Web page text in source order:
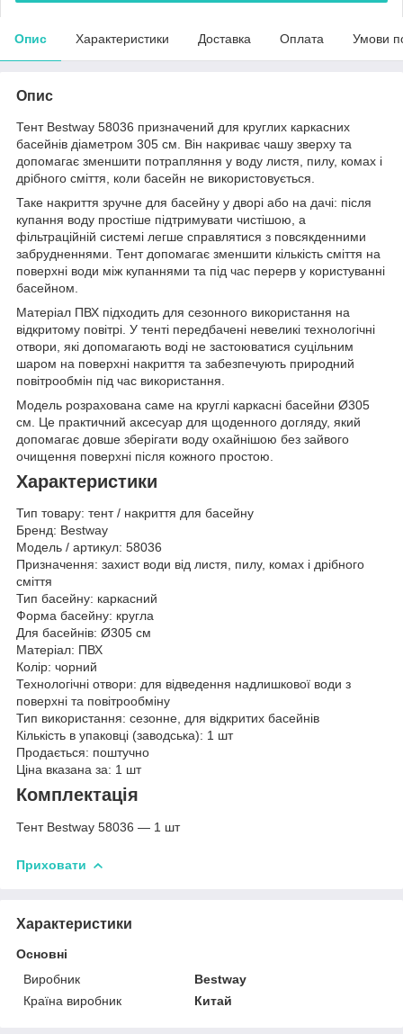
Опис Характеристики Доставка Оплата Умови
Опис
Тент Bestway 58036 призначений для круглих каркасних
басейнів діаметром 305 см. Він накриває чашу зверху та
допомагає зменшити потрапляння у воду листя, пилу, комах і
дрібного сміття, коли басейн не використовується.
Таке накриття зручне для басейну у дворі або на дачі: після
купання воду простіше підтримувати чистішою, а
фільтраційній системі легше справлятися з повсякденними
забрудненнями. Тент допомагає зменшити кількість сміття на
поверхні води між купаннями та під час перерв у користуванні
басейном.
Матеріал ПВХ підходить для сезонного використання на
відкритому повітрі. У тенті передбачені невеликі технологічні
отвори, які допомагають воді не застоюватися суцільним
шаром на поверхні накриття та забезпечують природний
повітрообмін під час використання.
Модель розрахована саме на круглі каркасні басейни Ø305
см. Це практичний аксесуар для щоденного догляду, який
допомагає довше зберігати воду охайнішою без зайвого
очищення поверхні після кожного простою.
Характеристики
Тип товару: тент / накриття для басейну
Бренд: Bestway
Модель / артикул: 58036
Призначення: захист води від листя, пилу, комах і дрібного
сміття
Тип басейну: каркасний
Форма басейну: кругла
Для басейнів: Ø305 см
Матеріал: ПВХ
Колір: чорний
Технологічні отвори: для відведення надлишкової води з
поверхні та повітрообміну
Тип використання: сезонне, для відкритих басейнів
Кількість в упаковці (заводська): 1 шт
Продається: поштучно
Ціна вказана за: 1 шт
Комплектація
Тент Bestway 58036 — 1 шт
Приховати
Характеристики
Основні
Виробник
Bestway
Країна виробник
Китай